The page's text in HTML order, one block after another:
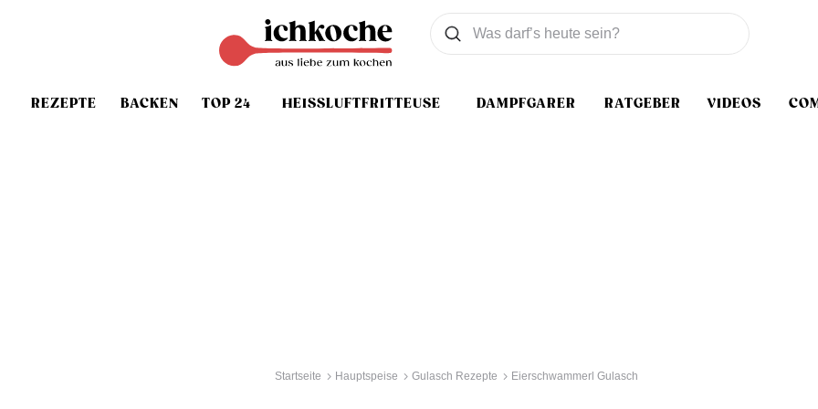
REZEPTE BACKEN TOP 24 HEISSLUFTFRITTEUSE DAMPFGARER RATGEBER VIDEOS
Was wollen Sie suchen
Suchen
Startseite Hauptspeise Gulasch Rezepte Eierschwammerl Gulasch